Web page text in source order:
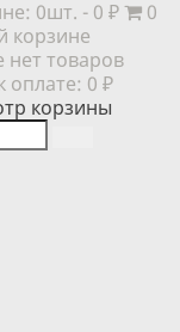
0шт. - 0 ₽
0
корзине
товаров
оплате: 0 ₽
корзины